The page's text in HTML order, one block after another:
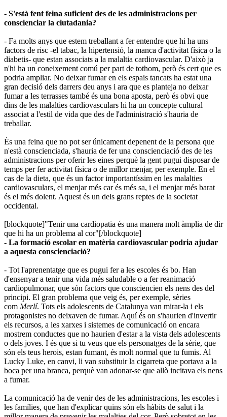
- S'està fent feina suficient des de les administracions per
conscienciar la ciutadania?
- Fa molts anys que estem treballant a fer entendre que hi ha uns
factors de risc -el tabac, la hipertensió, la manca d'activitat física o la
diabetis- que estan associats a la malaltia cardiovascular. D'això ja
n'hi ha un coneixement comú per part de tothom, però és cert que es
podria ampliar. No deixar fumar en els espais tancats ha estat una
gran decisió dels darrers deu anys i ara que es planteja no deixar
fumar a les terrasses també és una bona aposta, però és obvi que
dins de les malalties cardiovasculars hi ha un concepte cultural
associat a l'estil de vida que des de l'administració s'hauria de
treballar.
És una feina que no pot ser únicament depenent de la persona que
n'està conscienciada, s'hauria de fer una conscienciació des de les
administracions per oferir les eines perquè la gent pugui disposar de
temps per fer activitat física o de millor menjar, per exemple. En el
cas de la dieta, que és un factor importantíssim en les malalties
cardiovasculars, el menjar més car és més sa, i el menjar més barat
és el més dolent. Aquest és un dels grans reptes de la societat
occidental.
[blockquote]"Tenir una cardiopatia és una manera molt àmplia de dir
que hi ha un problema al cor"[/blockquote]
- La formació escolar en matèria cardiovascular podria ajudar
a aquesta conscienciació?
- Tot l'aprenentatge que es pugui fer a les escoles és bo. Han
d'ensenyar a tenir una vida més saludable o a fer reanimació
cardiopulmonar, que són factors que consciencien els nens des del
principi. El gran problema que veig és, per exemple, sèries
com Merlí. Tots els adolescents de Catalunya van mirar-la i els
protagonistes no deixaven de fumar. Aquí és on s'haurien d'invertir
els recursos, a les xarxes i sistemes de comunicació on encara
mostrem conductes que no haurien d'estar a la vista dels adolescents
o dels joves. I és que si tu veus que els personatges de la sèrie, que
són els teus herois, estan fumant, és molt normal que tu fumis. Al
Lucky Luke, en canvi, li van substituir la cigarreta que portava a la
boca per una branca, perquè van adonar-se que allò incitava els nens
a fumar.
La comunicació ha de venir des de les administracions, les escoles i
les famílies, que han d'explicar quins són els hàbits de salut i la